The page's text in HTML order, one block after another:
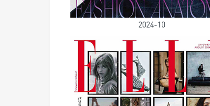
2024-10